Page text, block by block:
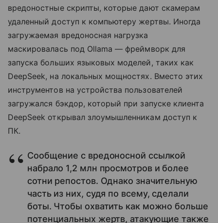
вредоностные скрипты, которые дают скамерам
удаленный доступ к компьютеру жертвы. Иногда
загружаемая вредоносная нагрузка
маскировалась под Ollama — фреймворк для
запуска больших языковых моделей, таких как
DeepSeek, на локальных мощностях. Вместо этих
инструментов на устройства пользователей
загружался бэкдор, который при запуске клиента
DeepSeek открывал злоумышленникам доступ к
ПК.
Сообщение с вредоносной ссылкой
набрало 1,2 млн просмотров и более
сотни репостов. Однако значительную
часть из них, судя по всему, сделали
боты. Чтобы охватить как можно больше
потенциальных жертв, атакующие также